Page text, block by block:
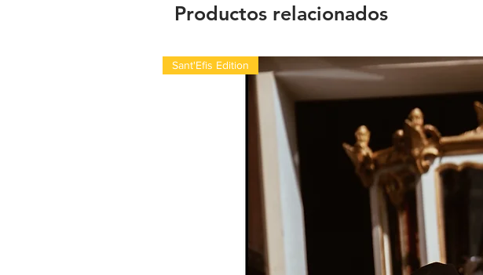
Productos relacionados
Sant'Efis Edition